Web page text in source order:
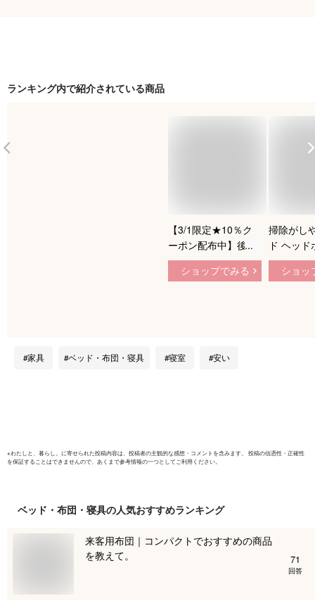
ランキング内で紹介されている商品
【3/1限定★10％ク
ーポン配布中】後付
けヘッドボード シン
グル 対応 幅
ッドボード 収納棚
ショップでみる
掃除がし
ド ヘッ
付け コン
シングル
ショッ
家具 ベッド・布団・寝具 寝室 安い
※わたしと、暮らし。 に寄せられた投稿内容は、投稿者の主観的な感想・コメントを含みます。 投稿の信憑性・正確性
を保証することはできませんので、あくまで参考情報の一つとしてご利用ください。
ベッド・布団・寝具の人気おすすめランキング
来客用布団｜コンパクトでおすすめの商品
を教えて。
71
回答